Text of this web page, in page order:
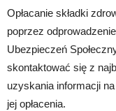
Opłacanie składki
poprzez
Ubezpieczeń
skontaktować się z
uzyskania informacji
jej opłacenia.